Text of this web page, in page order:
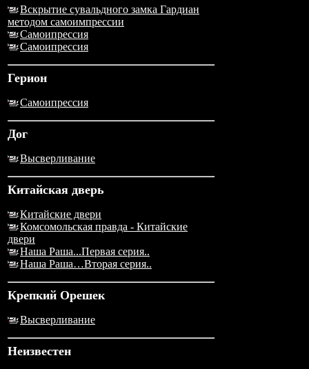
Вскрытие сувальдного замка Гардиан
методом самоимпрессии
Самоипрессия
Самоипрессия
Герион
Самоипрессия
Дог
Высверливание
Китайская дверь
Китайские двери
Комсомольская правда - Китайские
двери
Наша Раша...Первая серия..
Наша Раша…Вторая серия..
Крепкий Орешек
Высверливание
Неизвестен